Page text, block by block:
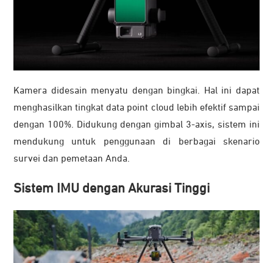
Kamera didesain menyatu dengan bingkai. Hal ini dapat
menghasilkan tingkat data point cloud lebih efektif sampai
dengan 100%. Didukung dengan gimbal 3-axis, sistem ini
mendukung untuk penggunaan di berbagai skenario
survei dan pemetaan Anda.
Sistem IMU dengan Akurasi Tinggi